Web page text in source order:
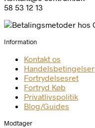
58 53 12 13
Information
Kontakt os
Handelsbetingelser
Fortrydelsesret
Fortryd Køb
Privatlivspolitik
Blog/Guides
Modtager